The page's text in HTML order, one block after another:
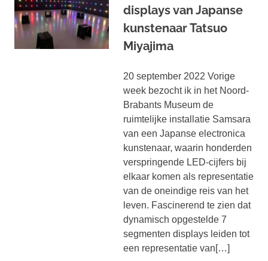
displays van Japanse
kunstenaar Tatsuo
Miyajima
20 september 2022 Vorige
week bezocht ik in het Noord-
Brabants Museum de
ruimtelijke installatie Samsara
van een Japanse electronica
kunstenaar, waarin honderden
verspringende LED-cijfers bij
elkaar komen als representatie
van de oneindige reis van het
leven. Fascinerend te zien dat
dynamisch opgestelde 7
segmenten displays leiden tot
een representatie van[…]